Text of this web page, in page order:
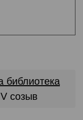
библиотека
созыв